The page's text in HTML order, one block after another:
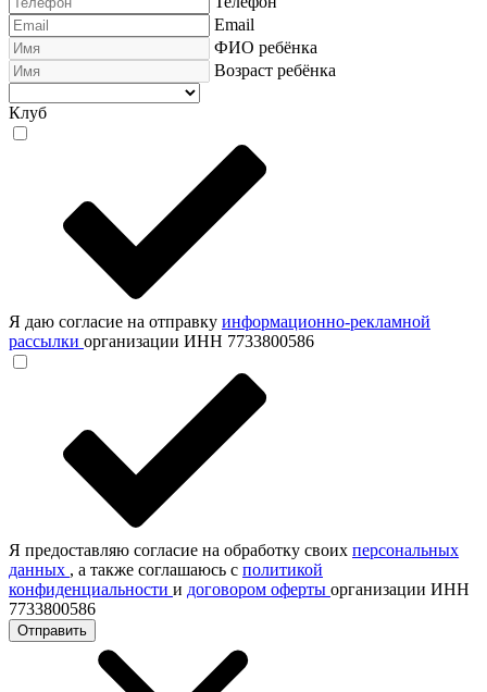
Email
ФИО ребёнка
Возраст ребёнка
Клуб
Я даю согласие на отправку информационно-рекламной
рассылки организации ИНН 7733800586
Я предоставляю согласие на обработку своих персональных
данных , а также соглашаюсь с политикой
конфиденциальности и договором оферты организации ИНН
7733800586
Отправить